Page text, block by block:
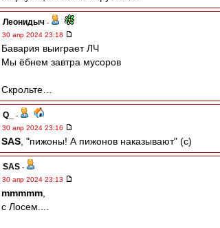
Леонидыч -
30 апр 2024 23:18
Бавария выиграет ЛЧ
Мы ёбнем завтра мусоров
Скрольте…
Q_
-
30 апр 2024 23:16
SAS , "пижоны! А пижонов наказывают" (с)
SAS -
30 апр 2024 23:13
mmmmm
с Лосем....